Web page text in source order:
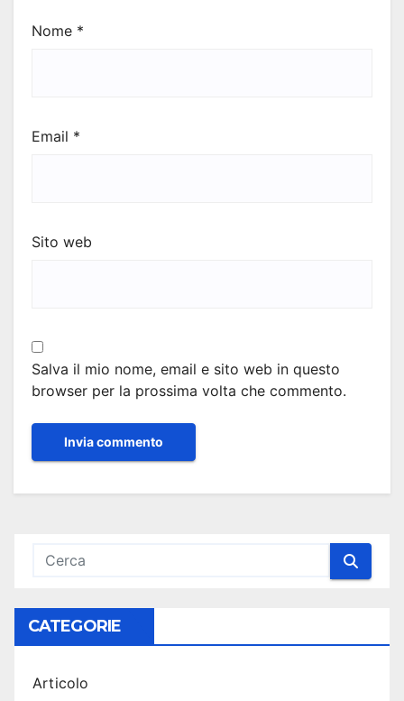
Nome *
Email *
Sito web
Salva il mio nome, email e sito web in questo
browser per la prossima volta che commento.
CATEGORIE
Articolo